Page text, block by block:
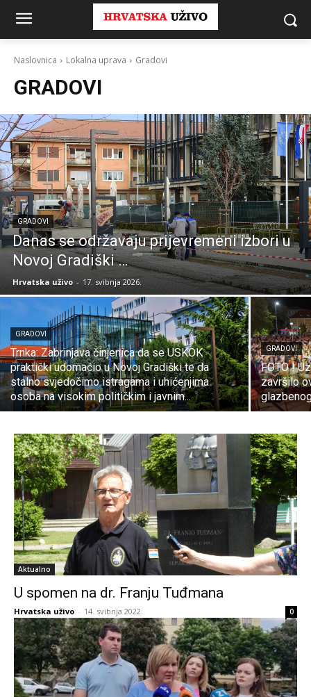
Naslovnica Lokalna uprava Gradovi
GRADOVI
GRADOVI
Danas se održavaju prijevremeni izbori u
Novoj Gradiški …
Hrvatska uživo - 17. svibnja 2026.
GRADOVI
Trnka: Zabrinjava činjenica da se USKOK
praktički udomaćio u Novoj Gradiški te da
stalno svjedočimo istragama i uhićenjima
osoba na visokim političkim i javnim...
GRADOVI
FOTO !
završilo
Aktualno
U spomen na dr. Franju Tuđmana
Hrvatska uživo - 14. svibnja 2022. 0